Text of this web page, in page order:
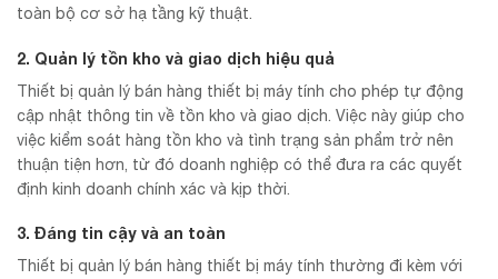
toàn bộ cơ sở hạ tầng kỹ thuật.
2. Quản lý tồn kho và giao dịch hiệu quả
Thiết bị quản lý bán hàng thiết bị máy tính cho phép tự động
cập nhật thông tin về tồn kho và giao dịch. Việc này giúp cho
việc kiểm soát hàng tồn kho và tình trạng sản phẩm trở nên
thuận tiện hơn, từ đó doanh nghiệp có thể đưa ra các quyết
định kinh doanh chính xác và kịp thời.
3. Đáng tin cậy và an toàn
Thiết bị quản lý bán hàng thiết bị máy tính thường đi kèm với